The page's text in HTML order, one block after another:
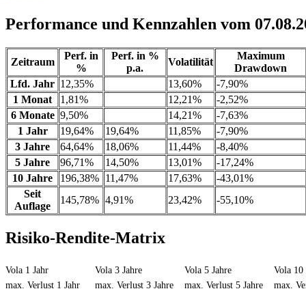
Performance und Kennzahlen vom
Zeitraum
Perf. in
%
Perf. in %
p.a.
Volatilität
Maximum
Drawdown
Lfd. Jahr 12,35% 13,60%
-7,90%
1 Monat
1,81% 12,21%
-2,52%
6 Monate 9,50% 14,21%
-7,63%
1 Jahr
19,64% 19,64% 11,85%
-7,90%
3 Jahre
64,64% 18,06% 11,44%
-8,40%
5 Jahre
96,71% 14,50% 13,01%
-17,24%
10 Jahre
196,38% 11,47% 17,63%
-43,01%
Seit
Auflage
145,78% 4,91% 23,42% -55,10%
Risiko-Rendite-Matrix
Vola 1 Jahr Vola 3 Jahre Vola 5 Jahre
Vola 10
max. Verlust 1 Jahr
max. Verlust 3 Jahre max. Verlust 5 Jahre max.